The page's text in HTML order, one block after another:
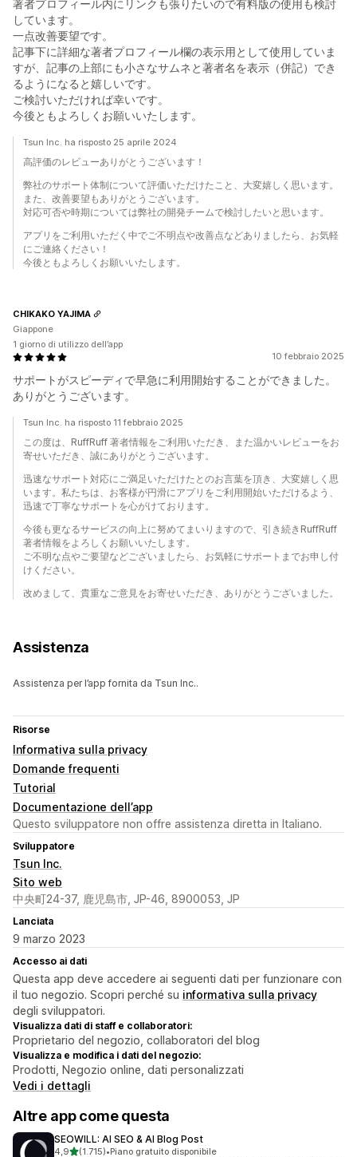
著者プロフィール内にリンクも張りたいので有料版の使用も検討
しています。
一点改善要望です。
記事下に詳細な著者プロフィール欄の表示用として使用していま
すが、記事の上部にも小さなサムネと著者名を表示（併記）でき
るようになると嬉しいです。
ご検討いただければ幸いです。
今後ともよろしくお願いいたします。
Tsun Inc. ha risposto 25 aprile 2024
高評価のレビューありがとうございます！
弊社のサポート体制について評価いただけたこと、大変嬉しく思います。
また、改善要望もありがとうございます。
対応可否や時期については弊社の開発チームで検討したいと思います。
アプリをご利用いただく中でご不明点や改善点などありましたら、お気軽
にご連絡ください！
今後ともよろしくお願いいたします。
10 febbraio 2025
サポートがスピーディで早急に利用開始することができました。
ありがとうございます。
CHIKAKO YAJIMA
Giappone
1 giorno di utilizzo dell’app
Tsun Inc. ha risposto 11 febbraio 2025
この度は、RuffRuff 著者情報をご利用いただき、また温かいレビューをお
寄せいただき、誠にありがとうございます。
迅速なサポート対応にご満足いただけたとのお言葉を頂き、大変嬉しく思
います。私たちは、お客様が円滑にアプリをご利用開始いただけるよう、
迅速で丁寧なサポートを心がけております。
今後も更なるサービスの向上に努めてまいりますので、引き続きRuffRuff
著者情報をよろしくお願いいたします。
ご不明な点やご要望などございましたら、お気軽にサポートまでお申し付
けください。
改めまして、貴重なご意見をお寄せいただき、ありがとうございました。
Assistenza
Assistenza per l’app fornita da Tsun Inc..
Risorse
Informativa sulla privacy
Domande frequenti
Tutorial
Documentazione dell’app
Questo sviluppatore non offre assistenza diretta in Italiano.
Sviluppatore
Tsun Inc.
Sito web
中央町24-37, 鹿児島市, JP-46, 8900053, JP
Lanciata
9 marzo 2023
Accesso ai dati
Questa app deve accedere ai seguenti dati per funzionare con
il tuo negozio. Scopri perché su informativa sulla privacy
degli sviluppatori.
Visualizza dati di staff e collaboratori:
Proprietario del negozio, collaboratori del blog
Visualizza e modifica i dati del negozio:
Prodotti, Negozio online, dati personalizzati
Vedi i dettagli
Altre app come questa
SEOWILL: AI SEO & AI Blog Post
4,9stelle su 5
(1.715)•Piano gratuito disponibile